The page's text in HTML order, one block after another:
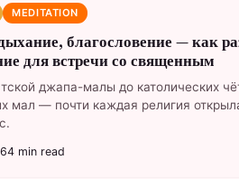
MEDITATION
благословение — как
для встречи со священным
джапа-малы до католических
мал — почти каждая религия
4 min read